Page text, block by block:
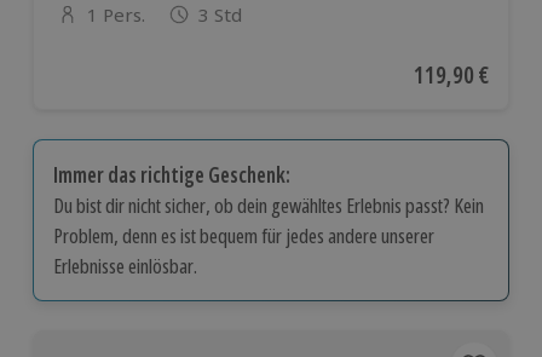
Anzahl der Teilnehmer
1 Pers. 3 Std
Aktueller Preis
119,90 €
Immer das richtige Geschenk:
Du bist dir nicht sicher, ob dein gewähltes Erlebnis passt? Kein
Problem, denn es ist bequem für jedes andere unserer
Erlebnisse einlösbar.